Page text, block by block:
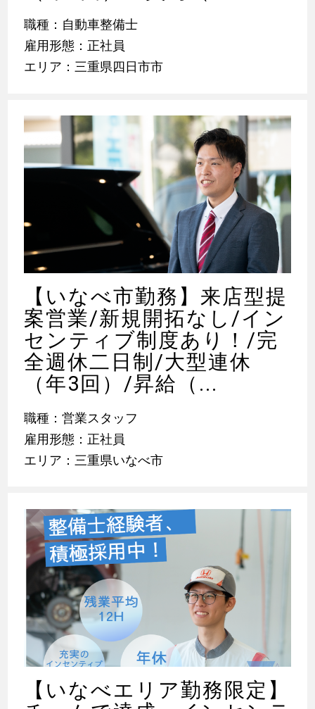
職種：自動車整備士
雇用形態：正社員
エリア：三重県四日市市
【いなべ市勤務】来店型提
案営業/新規開拓なし/イン
センティブ制度あり！/完
全週休二日制/大型連休
（年3回）/昇給（...
職種：営業スタッフ
雇用形態：正社員
エリア：三重県いなべ市
【いなべエリア勤務限定】